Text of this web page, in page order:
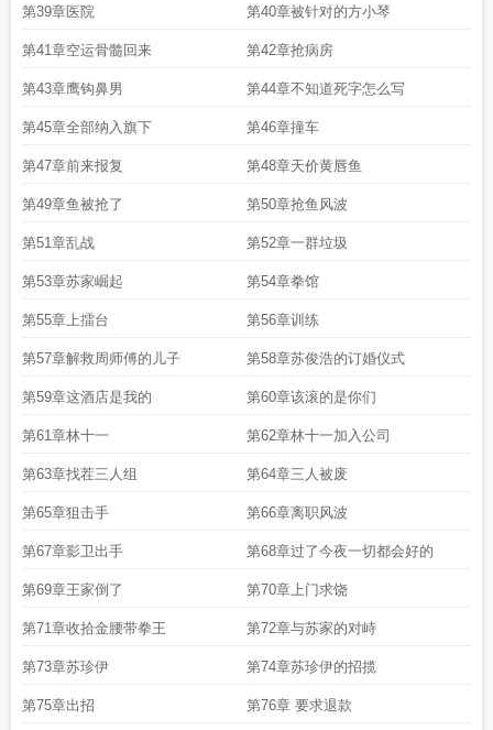
第39章医院 第40章被针对的方小琴
第41章空运骨髓回来 第42章抢病房
第43章鹰钩鼻男 第44章不知道死字怎么写
第45章全部纳入旗下 第46章撞车
第47章前来报复 第48章天价黄唇鱼
第49章鱼被抢了 第50章抢鱼风波
第51章乱战 第52章一群垃圾
第53章苏家崛起 第54章拳馆
第55章上擂台 第56章训练
第57章解救周师傅的儿子 第58章苏俊浩的订婚仪式
第59章这酒店是我的 第60章该滚的是你们
第61章林十一 第62章林十一加入公司
第63章找茬三人组 第64章三人被废
第65章狙击手 第66章离职风波
第67章影卫出手 第68章过了今夜一切都会好的
第69章王家倒了 第70章上门求饶
第71章收拾金腰带拳王 第72章与苏家的对峙
第73章苏珍伊 第74章苏珍伊的招揽
第75章出招 第76章 要求退款